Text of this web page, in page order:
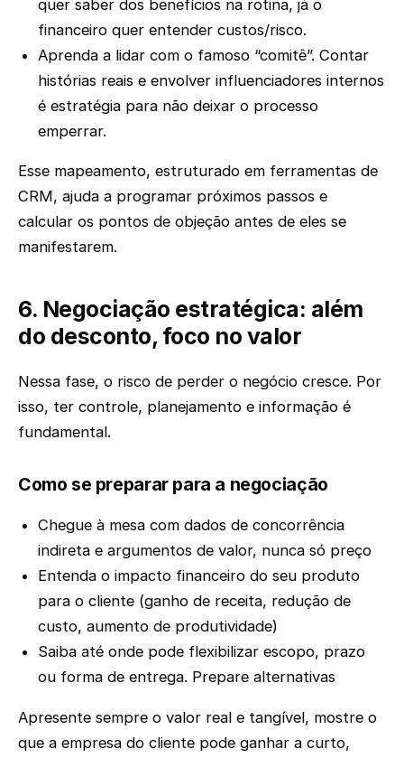
quer saber dos benefícios na rotina, já o
financeiro quer entender custos/risco.
Aprenda a lidar com o famoso “comitê”. Contar
histórias reais e envolver influenciadores internos
é estratégia para não deixar o processo
emperrar.
Esse mapeamento, estruturado em ferramentas de
CRM, ajuda a programar próximos passos e
calcular os pontos de objeção antes de eles se
manifestarem.
6. Negociação estratégica: além
do desconto, foco no valor
Nessa fase, o risco de perder o negócio cresce. Por
isso, ter controle, planejamento e informação é
fundamental.
Como se preparar para a negociação
Chegue à mesa com dados de concorrência
indireta e argumentos de valor, nunca só preço
Entenda o impacto financeiro do seu produto
para o cliente (ganho de receita, redução de
custo, aumento de produtividade)
Saiba até onde pode flexibilizar escopo, prazo
ou forma de entrega. Prepare alternativas
Apresente sempre o valor real e tangível, mostre o
que a empresa do cliente pode ganhar a curto,